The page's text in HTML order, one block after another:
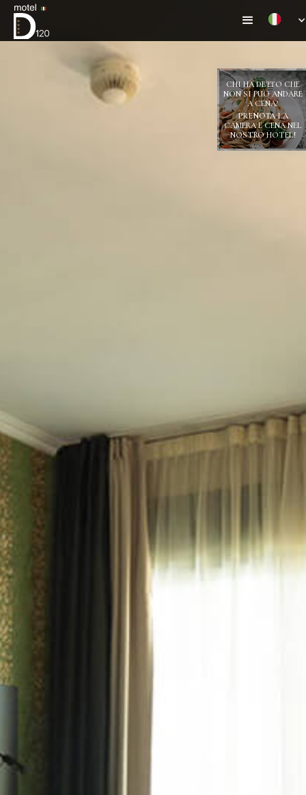
CHI HA DETTO CHE
NON SI PUÒ ANDARE
A CENA?
PRENOTALA
CAMERA E CENA NEL
NOSTRO HOTEL!